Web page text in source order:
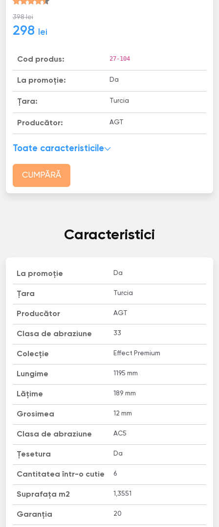
398 lei
298 lei
Cod produs: 27-104
La promoție: Da
Țara: Turcia
Producător: AGT
Toate caracteristicile
CUMPĂRĂ
Caracteristici
La promoție Da
Țara Turcia
Producător AGT
Clasa de abraziune 33
Colecție Effect Premium
Lungime 1195 mm
Lățime 189 mm
Grosimea 12 mm
Clasa de abraziune AC5
Țesetura Da
Cantitatea într-o cutie 6
Suprafața m2 1,3551
Garanția 20